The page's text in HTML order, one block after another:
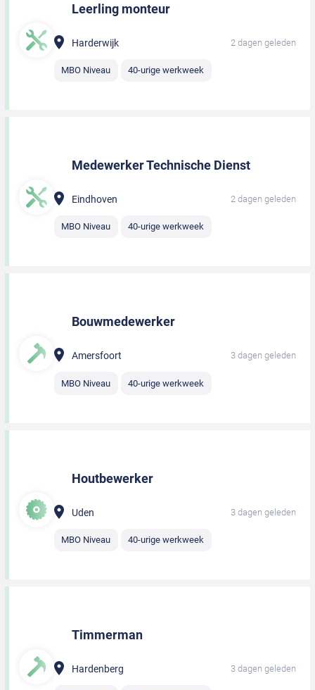
Leerling monteur
Harderwijk 2 dagen geleden
MBO Niveau 40-urige werkweek
Medewerker Technische Dienst
Eindhoven 2 dagen geleden
MBO Niveau 40-urige werkweek
Bouwmedewerker
Amersfoort 3 dagen geleden
MBO Niveau 40-urige werkweek
Houtbewerker
Uden 3 dagen geleden
MBO Niveau 40-urige werkweek
Timmerman
Hardenberg 3 dagen geleden